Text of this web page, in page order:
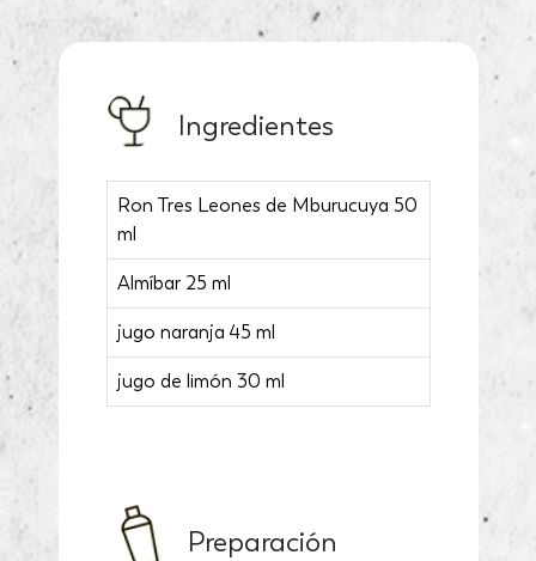
Ingredientes
Ron Tres Leones de Mburucuya 50
ml
Almíbar 25 ml
jugo naranja 45 ml
jugo de limón 30 ml
Preparación